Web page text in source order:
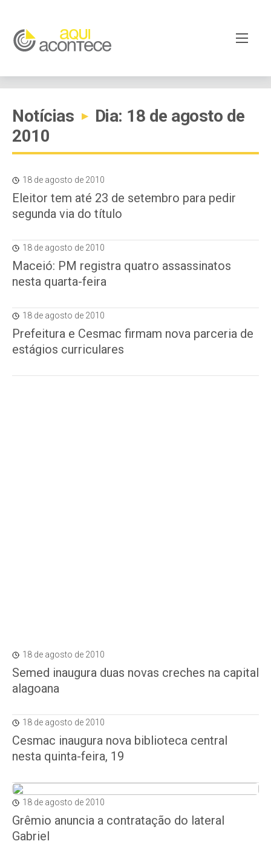
Notícias ▸
Dia: 18 de agosto de
2010
18 de agosto de 2010
Eleitor tem até 23 de setembro para pedir
segunda via do título
18 de agosto de 2010
Maceió: PM registra quatro assassinatos
nesta quarta-feira
18 de agosto de 2010
Prefeitura e Cesmac firmam nova parceria de
estágios curriculares
18 de agosto de 2010
Semed inaugura duas novas creches na capital
alagoana
18 de agosto de 2010
Cesmac inaugura nova biblioteca central
nesta quinta-feira, 19
18 de agosto de 2010
Grêmio anuncia a contratação do lateral
Gabriel